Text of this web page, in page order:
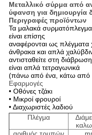
Μεταλλικό σύρμα από
ύφανση για δημιουργία
Περιγραφές προϊόντων
Τα μαλακά συρματόπλεγμα
είναι επίσης
αναφέρονται ως πλέγματα
άνθρακα και απλά
αντισταθείτε στη
είναι απλά τετραγωνικά
(πάνω από ένα, κάτω από
Εφαρμογές
• Οθόνες τζάκι
• Μικροί φρουροί
• Διαχωριστές λαδιού
Πλέγμα